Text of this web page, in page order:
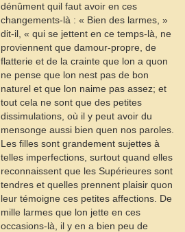
dénûment quil faut avoir en ces
changements-là : « Bien des larmes, »
dit-il, « qui se jettent en ce temps-là, ne
proviennent que damour-propre, de
flatterie et de la crainte que lon a quon
ne pense que lon nest pas de bon
naturel et que lon naime pas assez; et
tout cela ne sont que des petites
dissimulations, où il y peut avoir du
mensonge aussi bien quen nos paroles.
Les filles sont grandement sujettes à
telles imperfections, surtout quand elles
reconnaissent que les Supérieures sont
tendres et quelles prennent plaisir quon
leur témoigne ces petites affections. De
mille larmes que lon jette en ces
occasions-là, il y en a bien peu de